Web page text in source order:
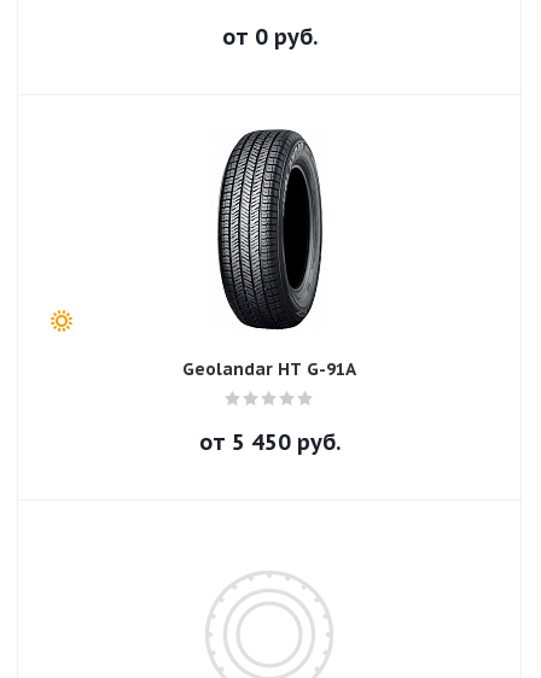
от 0руб.
Geolandar HT G-91A
от 5 450руб.